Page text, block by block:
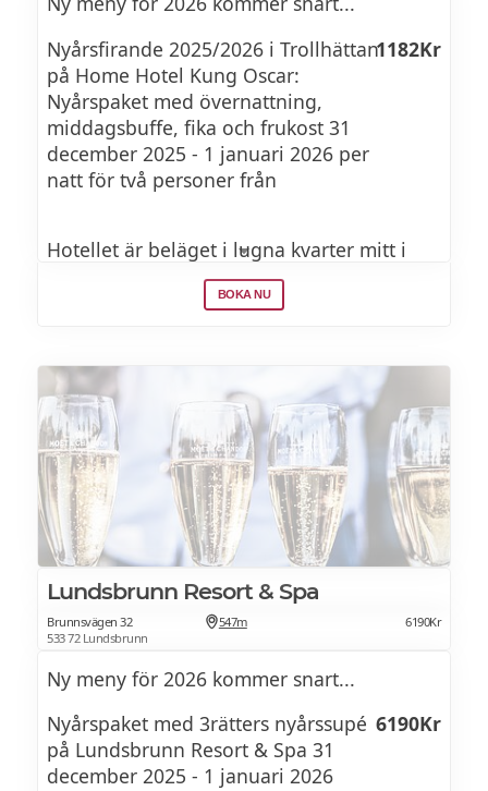
Ett glas passande vin till andra förrätten
Ett glas passande vin till varmrätten
Ett glas passande sött vin till desserten
plus kaffe/te
Ett glas mousserande vin vid 12-slaget
Nyårsfirande 2025/2026 i Trollhättan
på Home Hotel Kung Oscar:
Nyårspaket med övernattning,
middagsbuffe, fika och frukost 31
december 2025 - 1 januari 2026 per
natt för två personer från
1182Kr
Hotellet är beläget i lugna kvarter mitt i
Trollhättans centrum, endast ett stenkast
från Folkets Hus Kulturhuset där
känna dig som hemma. Det finns även
relaxavdelning med bastu, samt gym och
parkering.
BOKA NU
Lundsbrunn Resort & Spa
Brunnsvägen 32
533 72 Lundsbrunn
547m 6190Kr
Ny meny för 2026 kommer snart...
Nyårspaket med 3rätters nyårssupé
på Lundsbrunn Resort & Spa 31
december 2025 - 1 januari 2026
6190Kr